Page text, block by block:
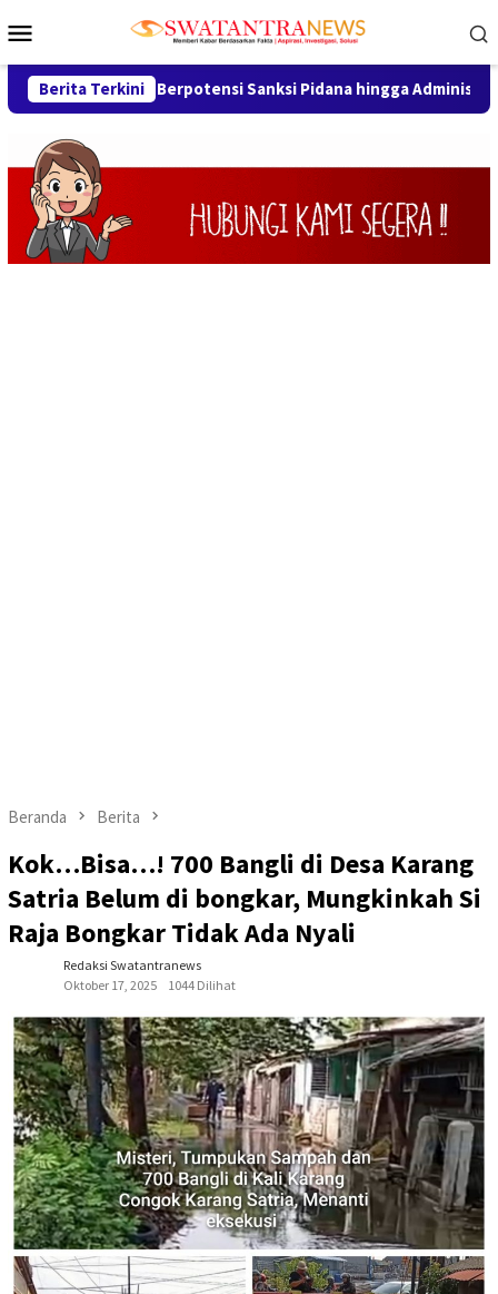
ke
Mobile
Berita Terkini
Berpotensi Sanksi Pidana hingga Administratif
Beranda Berita
Kok…Bisa…! 700 Bangli di Desa Karang
Satria Belum di bongkar, Mungkinkah Si
Raja Bongkar Tidak Ada Nyali
Redaksi Swatantranews
Oktober 17, 2025
1044 Dilihat